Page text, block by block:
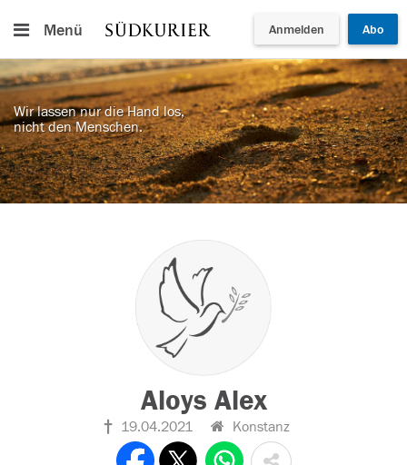
Menü Anmelden Abo
Wir lassen nur die Hand los,
nicht den Menschen.
Aloys Alex
19.04.2021 Konstanz